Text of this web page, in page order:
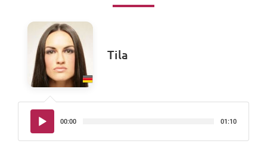
Tila
Audio-
Player
00:00 01:10